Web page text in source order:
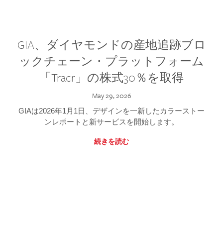
GIA、ダイヤモンドの産地追跡ブロ
ックチェーン・プラットフォーム
「Tracr」の株式30％を取得
May 29, 2026
GIAは2026年1月1日、デザインを一新したカラーストー
ンレポートと新サービスを開始します。
続きを読む